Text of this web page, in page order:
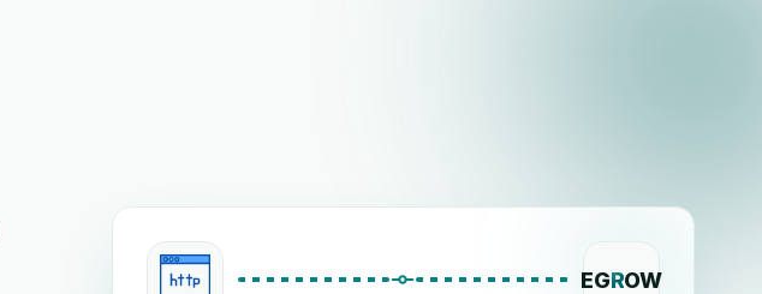
EGROW